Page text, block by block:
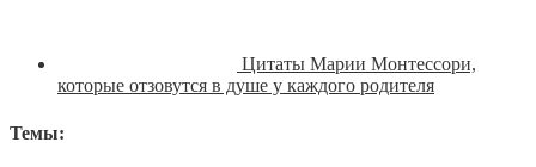
Цитаты Марии Монтессори,
которые отзовутся в душе у каждого родителя
Темы: